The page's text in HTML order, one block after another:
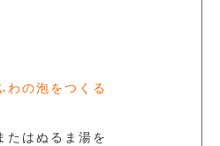
わの泡をつくる
たはぬるま湯を